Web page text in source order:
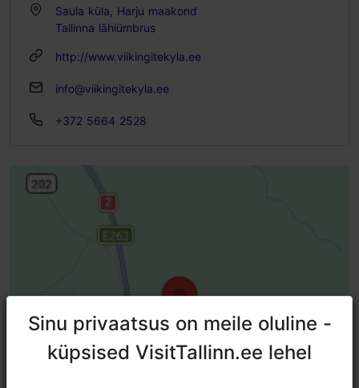
Saula küla, Harju maakond
Tallinna lähiümbrus
http://www.viikingitekyla.ee
info@viikingitekyla.ee
+372 5664 2528
Sinu privaatsus on meile oluline -
küpsised VisitTallinn.ee lehel
Sinu privaatsus on meile oluline -
küpsised VisitTallinn.ee lehel